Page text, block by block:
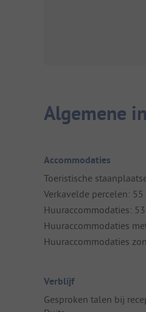
Algemene
Accommodaties
Toeristische
Verkavelde percelen: 55
Huuraccommodaties: 53
Huuraccommodaties
Huuraccommodaties
Verblijf
Gesproken talen bij